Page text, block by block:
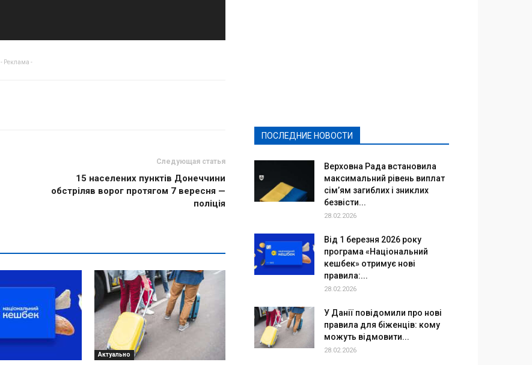
- Реклама -
Следующая статья
15 населених пунктів Донеччини
обстріляв ворог протягом 7 вересня —
поліція
Актуально
ПОСЛЕДНИЕ НОВОСТИ
Верховна Рада встановила
максимальний рівень виплат
сім’ям загиблих і зниклих
безвісти...
28.02.2026
Від 1 березня 2026 року
програма «Національний
кешбек» отримує нові
правила:...
28.02.2026
У Данії повідомили про нові
правила для біженців: кому
можуть відмовити...
28.02.2026